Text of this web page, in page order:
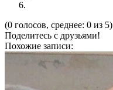
(0 голосов, среднее: 0 из 5)
Поделитесь с друзьями!
Похожие записи: